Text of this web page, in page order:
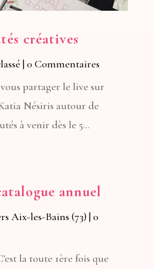
créatives
| 0 Commentaires
partager le live sur
Nésiris autour de
à venir dès le 5...
annuel
Aix-les-Bains (73)| 0
la toute 1ère fois que